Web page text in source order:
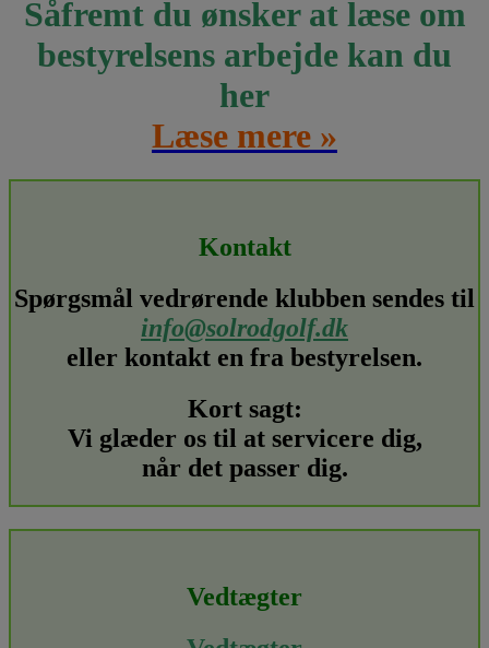
Såfremt du ønsker at læse om
bestyrelsens arbejde kan du
her
Læse mere »
Kontakt
Spørgsmål vedrørende klubben sendes til
info@solrodgolf.dk
eller kontakt en fra bestyrelsen.
Kort sagt:
Vi glæder os til at servicere dig,
når det passer dig.
Vedtægter